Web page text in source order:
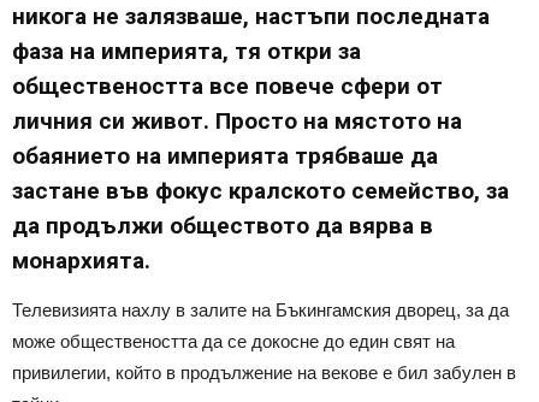
никога не залязваше, настъпи последната
фаза на империята, тя откри за
обществеността все повече сфери от
личния си живот. Просто на мястото на
обаянието на империята трябваше да
застане във фокус кралското семейство, за
да продължи обществото да вярва в
монархията.
Телевизията нахлу в залите на Бъкингамския дворец, за да
може обществеността да се докосне до един свят на
привилегии, който в продължение на векове е бил забулен в